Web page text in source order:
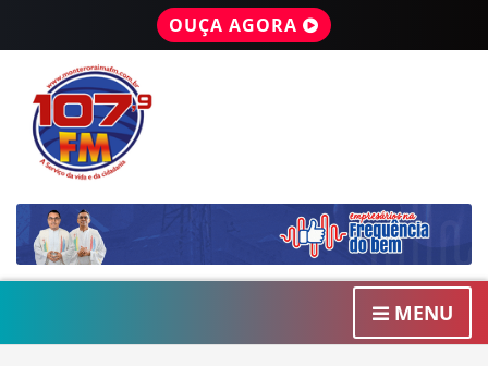
OUÇA AGORA
MENU